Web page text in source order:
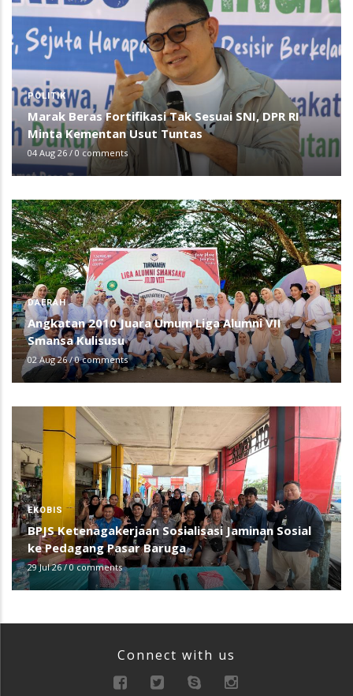
POLITIK
Marak Beras Fortifikasi Tak Sesuai SNI, DPR RI
Minta Kementan Usut Tuntas
04 Aug 26 / 0 comments
DAERAH
Angkatan 2010 Juara Umum Liga Alumni VII
Smansa Kulisusu
02 Aug 26/0 comments
EKOBIS
BPJS Ketenagakerjaan Sosialisasi Jaminan Sosial
ke Pedagang Pasar Baruga
29 Jul 26/0 comments
Connect with us